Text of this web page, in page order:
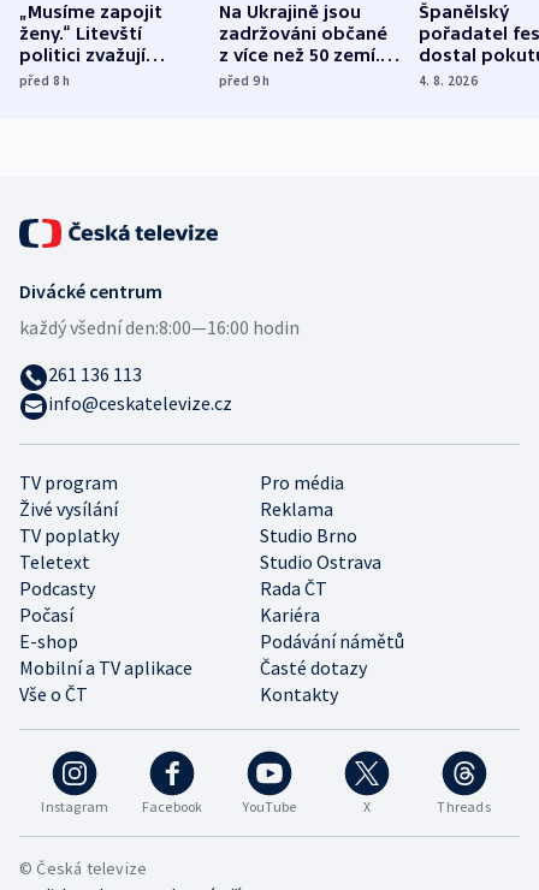
„Musíme zapojit
ženy.“ Litevští
politici zvažují
dohodu o
před 8h
Na Ukrajině jsou
zadržováni občané
z více než 50 zemí.
Bojovali na straně
před 9h
Španělský
pořadatel
dostal
nekalé
4. 8. 2026
Instagram Facebook YouTube X Threads
TV program
Pro média
Živé vysílání
Reklama
TV poplatky
Studio Brno
Teletext
Studio Ostrava
Podcasty
Rada ČT
Počasí
Kariéra
E-shop
Podávání námětů
Mobilní a TV aplikace
Časté dotazy
Vše o ČT
Kontakty
Divácké centrum
každý všední den:8:00—16:00 hodin
261 136 113
info@ceskatelevize.cz
© Česká televize